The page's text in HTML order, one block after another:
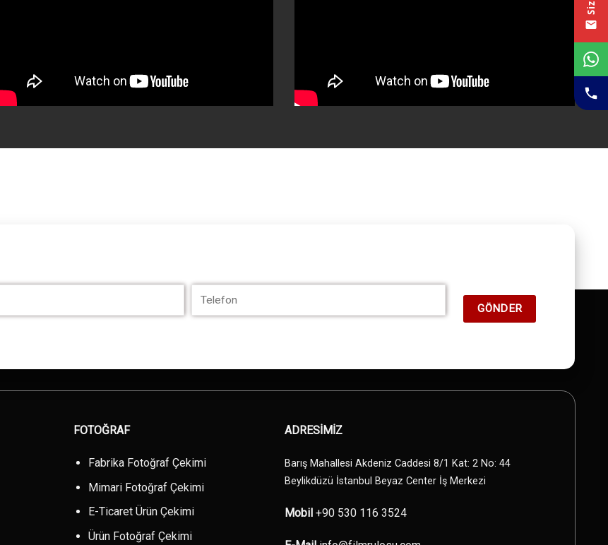
FOTOĞRAF
Fabrika Fotoğraf Çekimi
Mimari Fotoğraf Çekimi
E-Ticaret Ürün Çekimi
Ürün Fotoğraf Çekimi
ADRESİMİZ
Barış Mahallesi Akdeniz Caddesi 8/1 Kat: 2 No: 44
Beylikdüzü İstanbul Beyaz Center İş Merkezi
Mobil+90 530 116 3524